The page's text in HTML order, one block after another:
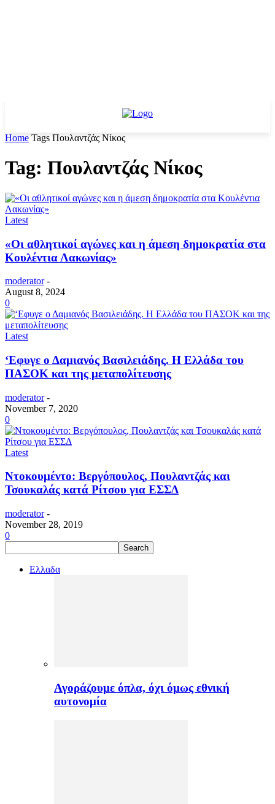
Home Tags Πουλαντζάς Νίκος
Tag: Πουλαντζάς Νίκος
Latest
«Οι αθλητικοί αγώνες και η άμεση δημοκρατία στα
Κουλέντια Λακωνίας»
moderator -
August 8, 2024
0
Latest
‘Εφυγε ο Δαμιανός Βασιλειάδης. Η Ελλάδα του
ΠΑΣΟΚ και της μεταπολίτευσης
moderator -
November 7, 2020
0
Latest
Ντοκουμέντο: Βεργόπουλος, Πουλαντζάς και
Τσουκαλάς κατά Ρίτσου για ΕΣΣΔ
moderator -
November 28, 2019
0
Ελλαδα
Αγοράζουμε όπλα, όχι όμως εθνική
αυτονομία